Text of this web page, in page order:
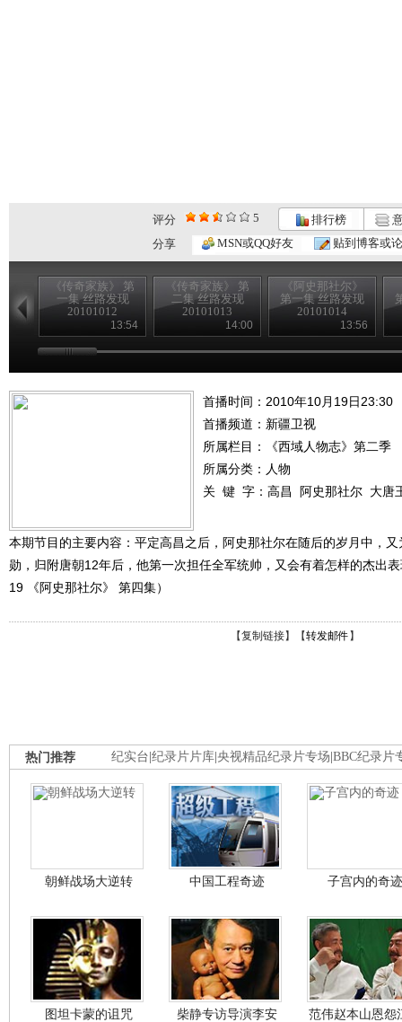
评分 5 排行榜
分享
MSN或QQ好友 贴到博客或
《传奇家族》 第
一集 丝路发现
20101012
13:54
《传奇家族》 第
二集 丝路发现
20101013
14:00
《阿史那社尔》
第一集 丝路发现
20101014
13:56
首播时间：2010年10月19日23:30
首播频道： 新疆卫视
所属栏目：
《西域人物志》第二季
所属分类：人物
关 键 字： 高昌 阿史那社尔 大唐
本期节目的主要内容：平定高昌之后，阿史那社尔在随后的岁月中，
勋，归附唐朝12年后，他第一次担任全军统帅，又会有着怎样的杰出
19 《阿史那社尔》 第四集）
【复制链接】【转发邮件 】
纪实台 纪录片片库 央视精品纪录片专场 BBC纪录片
热门推荐
朝鲜战场大逆转 中国工程奇迹 子宫内的奇迹
图坦卡蒙的诅咒 柴静专访导演李安 范伟赵本山恩怨